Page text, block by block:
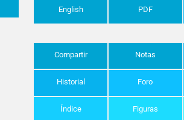
English PDF
Compartir Notas
Historial Foro
Índice Figuras